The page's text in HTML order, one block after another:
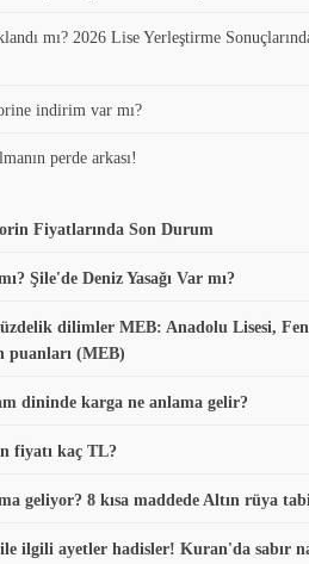
mı? 2026 Lise Yerleştirme
indirim var mı?
perde arkası!
Fiyatlarında Son Durum
Şile'de Deniz Yasağı Var mı?
dilimler MEB: Anadolu Lisesi,
puanları (MEB)
dininde karga ne anlama gelir?
fiyatı kaç TL?
geliyor? 8 kısa maddede Altın rüya
ile ilgili ayetler hadisler! Kuran'da sabır